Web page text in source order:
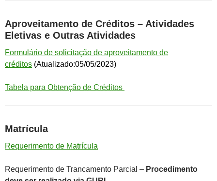
Aproveitamento de Créditos – Atividades
Eletivas e Outras Atividades
Formulário de solicitação de aproveitamento de
créditos (Atualizado:05/05/2023)
Tabela para Obtenção de Créditos
Matrícula
Requerimento de Matrícula
Requerimento de Trancamento Parcial – Procedimento